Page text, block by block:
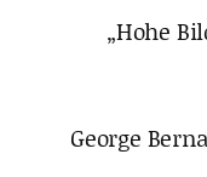
„Hohe
George